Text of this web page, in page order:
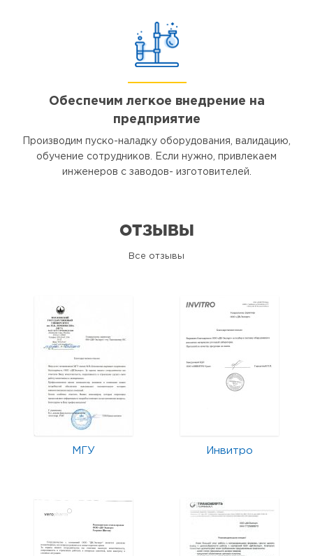
Обеспечим легкое внедрение на
предприятие
Производим пуско-наладку оборудования, валидацию,
обучение сотрудников. Если нужно, привлекаем
инженеров с заводов- изготовителей.
ОТЗЫВЫ
Все отзывы
МГУ Инвитро